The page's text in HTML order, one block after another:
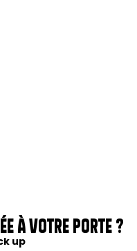
À VOTRE PORTE ?
up